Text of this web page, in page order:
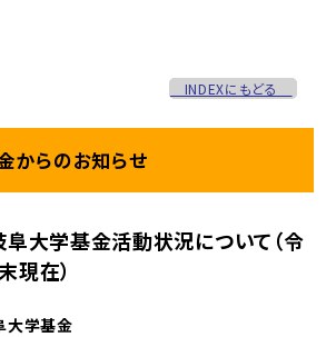
INDEXにもどる
からのお知らせ
大学基金活動状況について（令
現在）
学基金